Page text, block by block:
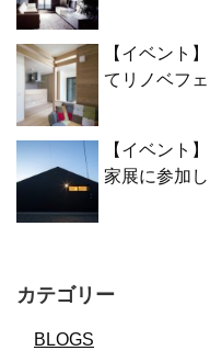
【イベント
てリノベフ
【イベント
家展に参加し
カテゴリー
BLOGS